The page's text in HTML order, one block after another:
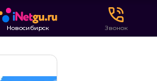
Новосибирск Звонок